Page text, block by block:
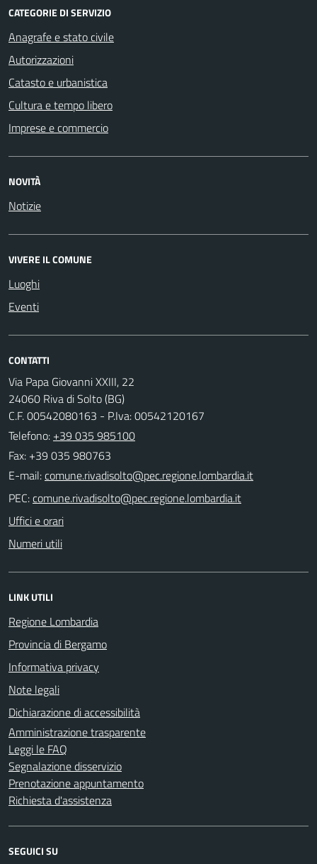
CATEGORIE DI SERVIZIO
Anagrafe e stato civile
Autorizzazioni
Catasto e urbanistica
Cultura e tempo libero
Imprese e commercio
NOVITÀ
Notizie
VIVERE IL COMUNE
Luoghi
Eventi
CONTATTI
Via Papa Giovanni XXIII, 22
24060 Riva di Solto (BG)
C.F. 00542080163 - P.Iva: 00542120167
Telefono: +39 035 985100
Fax: +39 035 980763
E-mail:
PEC:
Uffici e orari
Numeri utili
LINK UTILI
Regione Lombardia
Provincia di Bergamo
Informativa privacy
Note legali
Dichiarazione di accessibilità
Amministrazione trasparente
Leggi le FAQ
Segnalazione disservizio
Prenotazione appuntamento
Richiesta d'assistenza
SEGUICI SU